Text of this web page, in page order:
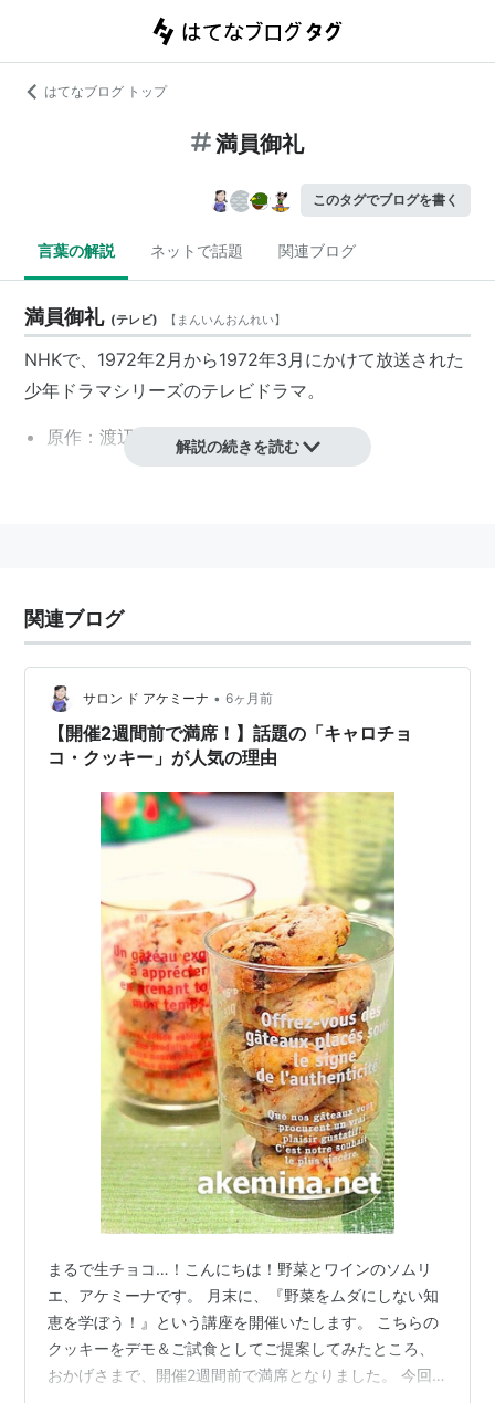
はてなブログ トップ
満員御礼
このタグでブログを書く
言葉の解説 ネットで話題 関連ブログ
満員御礼 (テレビ) 【 まんいんおんれい】
NHKで、1972年2月から1972年3月にかけて放送された
少年ドラマシリーズのテレビドラマ。
原作：渡辺茂男
須藤出穂
後に土俵の屋根の上から東西正面・向正面に垂れ幕が出
れるようである。
解説の続きを読む
関連ブログ
サロン ド アケミーナ • 6ヶ月前
【開催2週間前で満席！】話題の「キャロチョ
コ・クッキー」が人気の理由
まるで生チョコ…！こんにちは！野菜とワインのソムリ
エ、アケミーナです。 月末に、『野菜をムダにしない知
恵を学ぼう！』という講座を開催いたします。 こちらの
クッキーをデモ＆ご試食としてご提案してみたところ、
おかげさまで、開催2週間前で満席となりました。 今回